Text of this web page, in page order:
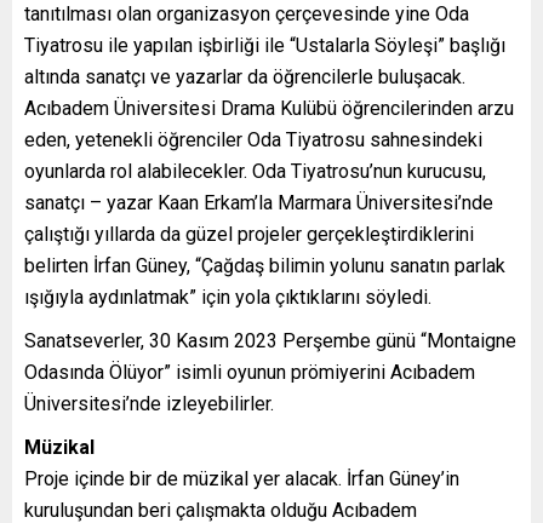
tanıtılması olan organizasyon çerçevesinde yine Oda
Tiyatrosu ile yapılan işbirliği ile “Ustalarla Söyleşi” başlığı
altında sanatçı ve yazarlar da öğrencilerle buluşacak.
Acıbadem Üniversitesi Drama Kulübü öğrencilerinden arzu
eden, yetenekli öğrenciler Oda Tiyatrosu sahnesindeki
oyunlarda rol alabilecekler. Oda Tiyatrosu’nun kurucusu,
sanatçı – yazar Kaan Erkam’la Marmara Üniversitesi’nde
çalıştığı yıllarda da güzel projeler gerçekleştirdiklerini
belirten İrfan Güney, “Çağdaş bilimin yolunu sanatın parlak
ışığıyla aydınlatmak” için yola çıktıklarını söyledi.
Sanatseverler, 30 Kasım 2023 Perşembe günü “Montaigne
Odasında Ölüyor” isimli oyunun prömiyerini Acıbadem
Üniversitesi’nde izleyebilirler.
Müzikal
Proje içinde bir de müzikal yer alacak. İrfan Güney’in
kuruluşundan beri çalışmakta olduğu Acıbadem